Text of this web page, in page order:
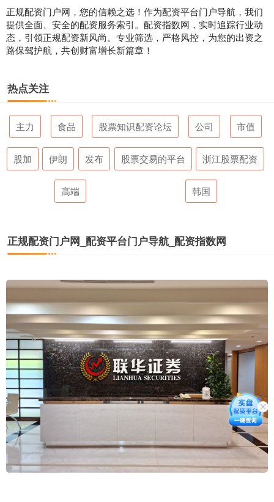
正规配资门户网，您的信赖之选！作为配资平台门户导航，我们
提供全面、安全的配资服务索引。配资指数网，实时追踪行业动
态，引领正规配资新风尚。专业筛选，严格风控，为您的出资之
路保驾护航，共创财富增长新篇章！
热点关注
主力 食品 股票知识配资论坛 公司 市值
股加 伊朗 发布 股票交易的平台 浙江股票配资
高端 韩国
正规配资门户网_配资平台门户导航_配资指数网